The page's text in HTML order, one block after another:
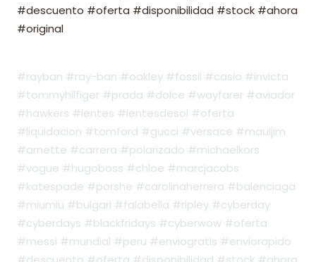
#descuento #oferta #disponibilidad #stock #ahora
#original
#rayban #ray-ban #oakley #fossil #casio #invicta
#tommyhilfiger #prada #dolce #wayfarer #aviador
#hawkers #lentes #lentesdesol #oferta
#liquidacion #tomford #gucci #versace #mauijim
#arnette #carrera #polarizado #michaelkors
#vogue #hugoboss #chloe #marcjacobs
#katespade #porshe #carolinaherrera #balenciaga
#miumiu #bulgari #falabella #ripley #cyberday
#cyberdays #blackfridays #cyberwow #oferta
#messi #mundial #peru #enviogratis #enviorapido